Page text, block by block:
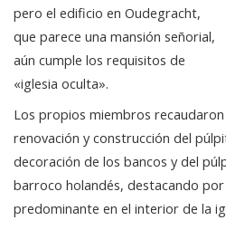
pero el edificio en Oudegracht,
que parece una mansión señorial,
aún cumple los requisitos de
«iglesia oculta».
Los propios miembros
renovación y construcción del
decoración de los bancos y del
barroco holandés, destacando
predominante en el interior de la